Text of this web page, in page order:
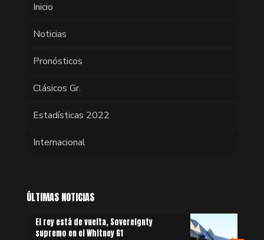
Inicio
Noticias
Pronósticos
Clásicos Gr.
Estadísticas 2022
Internacional
ÚLTIMAS NOTICIAS
El rey está de vuelta, Sovereignty
supremo en el Whitney G1